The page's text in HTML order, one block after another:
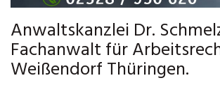
Anwaltskanzlei Dr.
Fachanwalt für
Weißendorf Thüringen.